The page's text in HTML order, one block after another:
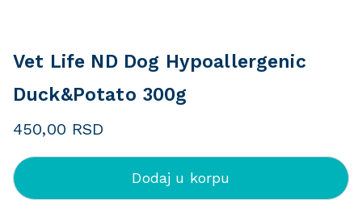
Vet Life ND Dog Hypoallergenic
Duck&Potato 300g
450,00 RSD
Dodaj u korpu